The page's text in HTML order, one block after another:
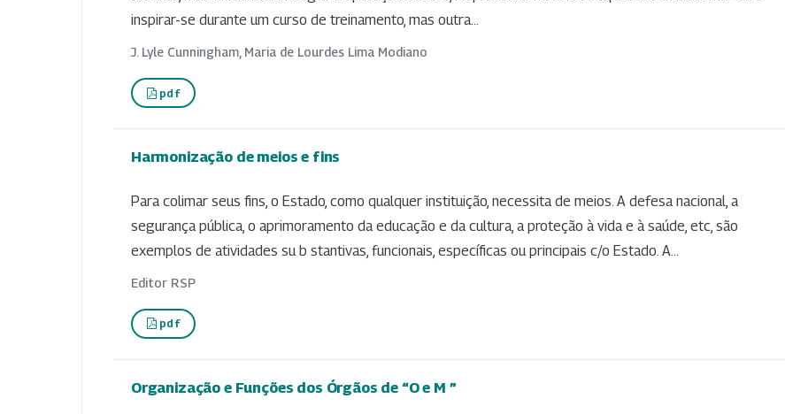
inspirar-se durante um curso de treinamento, mas outra...
J. Lyle Cunningham, Maria de Lourdes Lima Modiano
pdf
Harmonização de meios e fins
Para colimar seus fins, o Estado, como qualquer instituição, necessita de meios. A defesa nacional, a
segurança pública, o aprimoramento da educação e da cultura, a proteção à vida e à saúde, etc, são
exemplos de atividades su b stantivas, funcionais, específicas ou principais c/o Estado. A...
Editor RSP
pdf
Organização e Funções dos Órgãos de “O e M ”